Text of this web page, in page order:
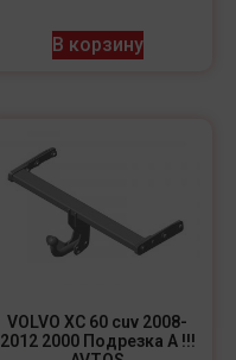
В корзину
VOLVO XC 60 cuv 2008-
2012 2000 Подрезка A !!!